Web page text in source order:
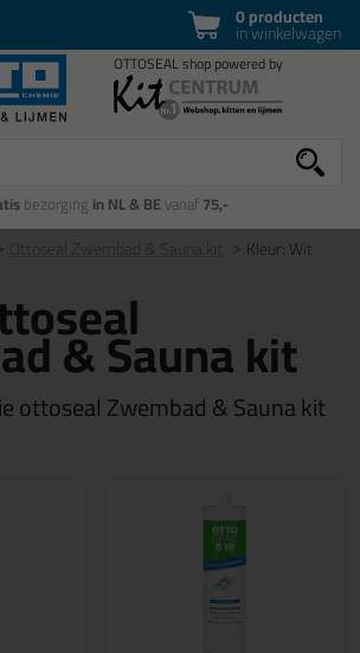
0 producten
in winkelwagen
bezorging in NL & BEvanaf75,-
Ottoseal Zwembad & Sauna kit Kleur: Wit
& Sauna kit
ottoseal Zwembad & Sauna kit